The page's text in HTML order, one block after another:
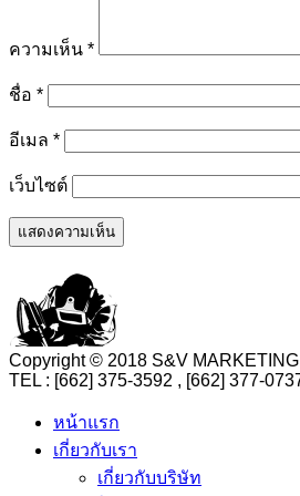
ความเห็น *
ชื่อ *
อีเมล *
เว็บไซต์
Copyright © 2018 S&V
TEL : [662] 375-3592 , [662] 377-
หน้าแรก
เกี่ยวกับเรา
เกี่ยวกับบริษัท